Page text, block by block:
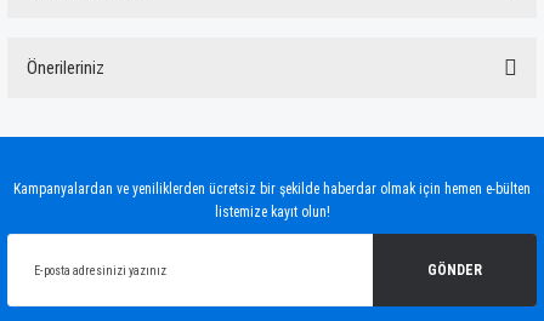
Önerileriniz
Ürün açıklamasında eksik bilgiler bulunuyor.
Kampanyalardan ve yeniliklerden ücretsiz bir şekilde haberdar olmak için hemen e-bülten
listemize kayıt olun!
GÖNDER